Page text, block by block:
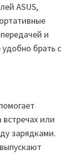
ASUS,
и
брать с
встречах или
зарядками.